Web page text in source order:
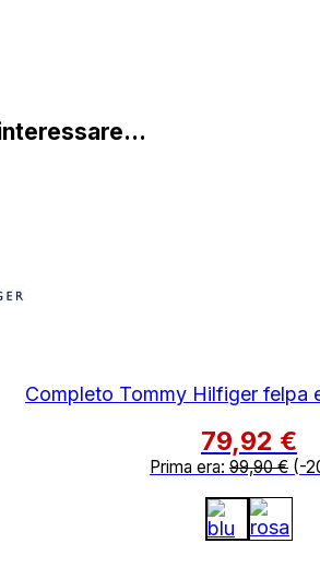
Completo Tommy Hilfiger felpa
79,92 €
Prima era: 99,90€ (-